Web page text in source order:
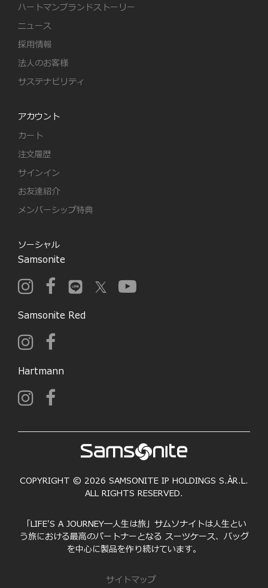
ハートマンブランドストーリー
ニュース
採用情報
法人のお客様
サステナビリティ
アカウント
カート
注文履歴
サインイン
お友達紹介
メンバーシップ特典
ソーシャル
Samsonite
Samsonite Red
Hartmann
COPYRIGHT © 2026 SAMSONITE IP HOLDINGS S.ÀR.L.
ALL RIGHTS RESERVED.
「LIFE'S A JOURNEY―人生は旅」サムソナイトは人生とい
う旅における最高のパートナーとなる スーツケース、バッグ
を中心に製品を作り続けています。
サイトマップ